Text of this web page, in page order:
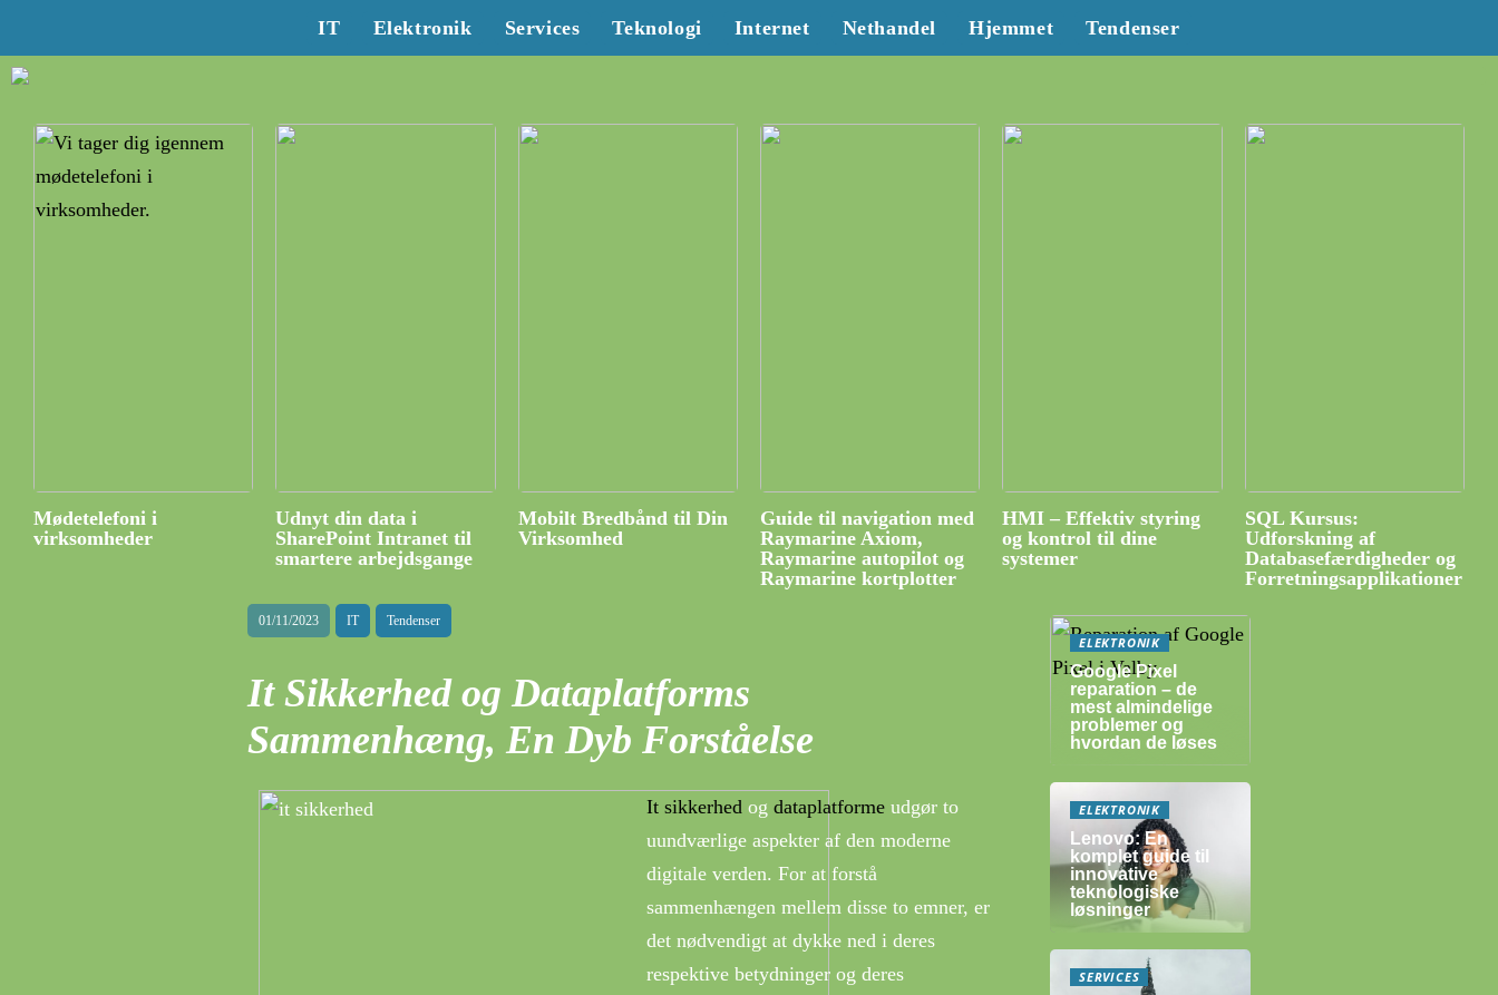
IT Elektronik Services Teknologi Internet Nethandel Hjemmet Tendenser
Mødetelefoni i
virksomheder
Udnyt din data i
SharePoint Intranet til
smartere arbejdsgange
Mobilt Bredbånd til Din
Virksomhed
Guide til navigation med
Raymarine Axiom,
Raymarine autopilot og
Raymarine kortplotter
HMI – Effektiv styring
og kontrol til dine
systemer
SQL Kursus:
Udforskning af
Databasefærdigheder og
Forretningsapplikationer
01/11/2023 IT Tendenser
It Sikkerhed og Dataplatforms
Sammenhæng, En Dyb Forståelse
It sikkerhedog dataplatforme udgør to
uundværlige aspekter af den moderne
digitale verden. For at forstå
sammenhængen mellem disse to emner, er
det nødvendigt at dykke ned i deres
respektive betydninger og deres
ELEKTRONIK
Google Pixel
reparation – de
mest almindelige
problemer og
hvordan de løses
ELEKTRONIK
Lenovo: En
komplet guide til
innovative
teknologiske
løsninger
SERVICES